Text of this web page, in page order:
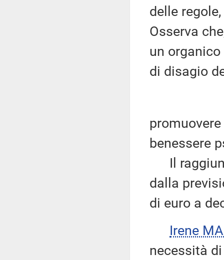
delle
Osserva
un
di disagio
benessere
Il
dalla
di euro a
Irene
necessità